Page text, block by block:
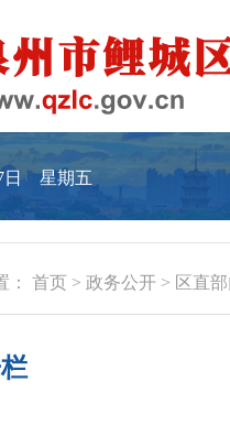
日 星期五
： 首页 > 政务公开 > 区直